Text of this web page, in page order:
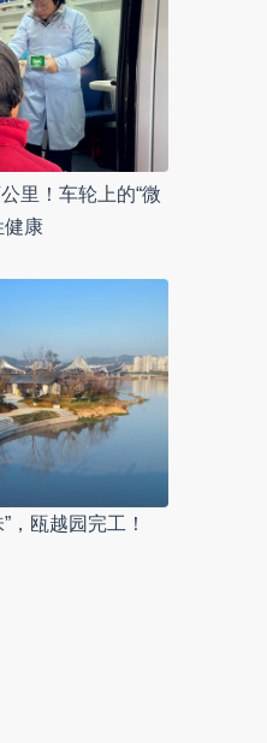
里！车轮上的“微
健康
，瓯越园完工！